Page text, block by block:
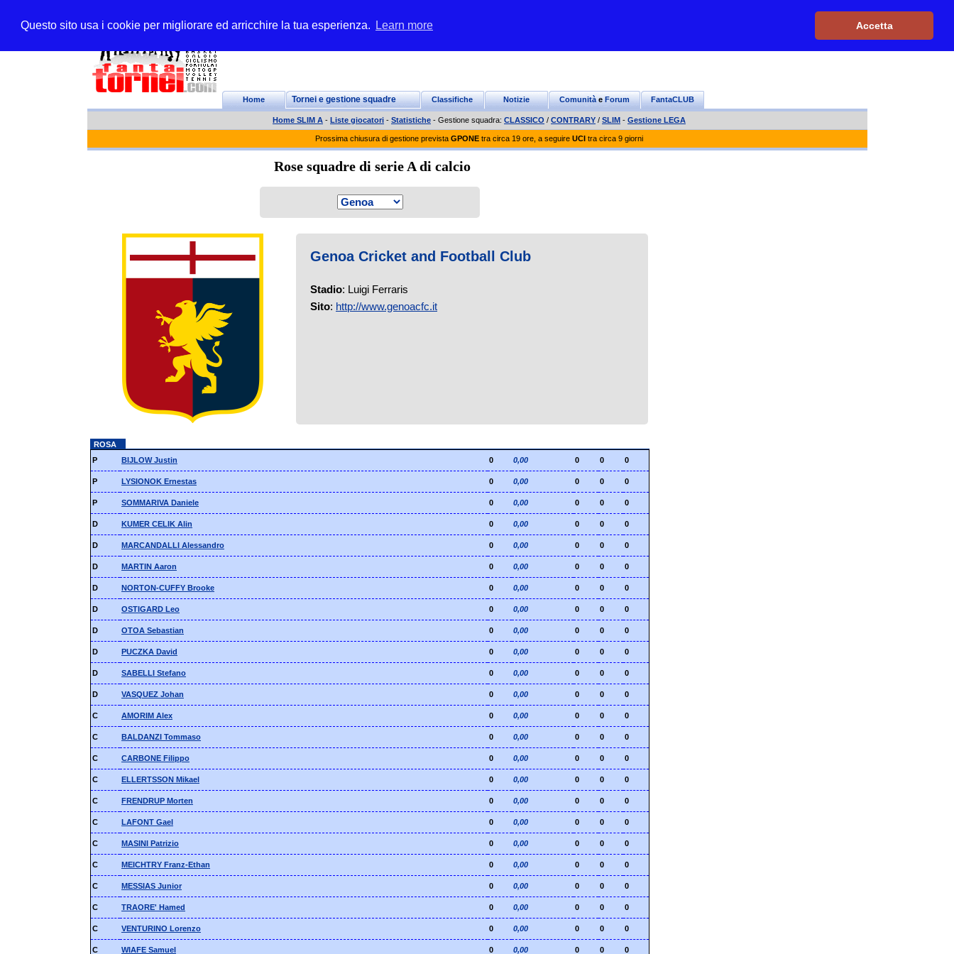
Questo sito usa i cookie per migliorare ed arricchire la tua esperienza. Learn more Accetta
Contattaci|Login|
Home Tornei e gestione squadre Classifiche Notizie Comunitàe Forum FantaCLUB
Home SLIM A - Liste giocatori - Statistiche - Gestione squadra: CLASSICO / CONTRARY / SLIM - Gestione LEGA
Prossima chiusura di gestione prevista GPONE tra circa 19 ore, a seguire UCI tra circa 9 giorni
Rose squadre di serie A di calcio
Genoa Cricket and Football Club
Stadio: Luigi Ferraris
Sito: http://www.genoacfc.it
ROSA
P
BIJLOW Justin 0 0,00 0 0 0
P LYSIONOK Ernestas 0 0,00 0 0 0
P SOMMARIVA Daniele 0 0,00 0 0 0
D KUMER CELIK Alin 0 0,00 0 0 0
D MARCANDALLI Alessandro 0 0,00 0 0 0
D MARTIN Aaron 0 0,00 0 0 0
D NORTON-CUFFY Brooke 0 0,00 0 0 0
D OSTIGARD Leo 0 0,00 0 0 0
D OTOA Sebastian 0 0,00 0 0 0
D PUCZKA David 0 0,00 0 0 0
D SABELLI Stefano 0 0,00 0 0 0
D VASQUEZ Johan 0 0,00 0 0 0
C AMORIM Alex 0 0,00 0 0 0
C BALDANZI Tommaso 0 0,00 0 0 0
C CARBONE Filippo 0 0,00 0 0 0
C ELLERTSSON Mikael 0 0,00 0 0 0
C FRENDRUP Morten 0 0,00 0 0 0
C LAFONT Gael 0 0,00 0 0 0
C MASINI Patrizio 0 0,00 0 0 0
C MEICHTRY Franz-Ethan 0 0,00 0 0 0
C MESSIAS Junior 0 0,00 0 0 0
C TRAORE' Hamed 0 0,00 0 0 0
C VENTURINO Lorenzo 0 0,00 0 0 0
C WIAFE Samuel 0 0,00 0 0 0